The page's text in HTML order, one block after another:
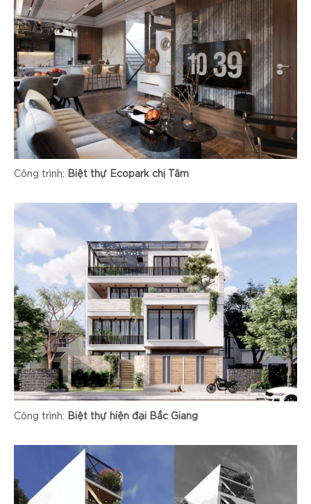
Công trình: Biệt thự Ecopark chị Tâm
Công trình: Biệt thự hiện đại Bắc Giang